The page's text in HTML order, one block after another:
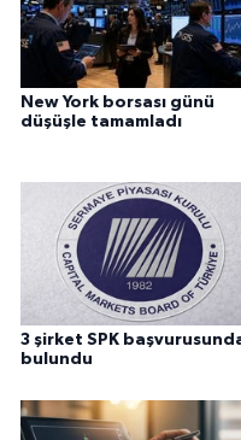
New York borsası günü
düşüşle tamamladı
3 şirket SPK
bulundu